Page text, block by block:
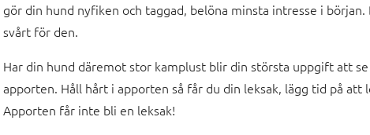
gör din hund nyfiken och taggad, belöna minsta intresse i
svårt för den.
Har din hund däremot stor kamplust blir din största uppgift att
apporten. Håll hårt i apporten så får du din leksak, lägg tid på
Apporten får inte bli en leksak!